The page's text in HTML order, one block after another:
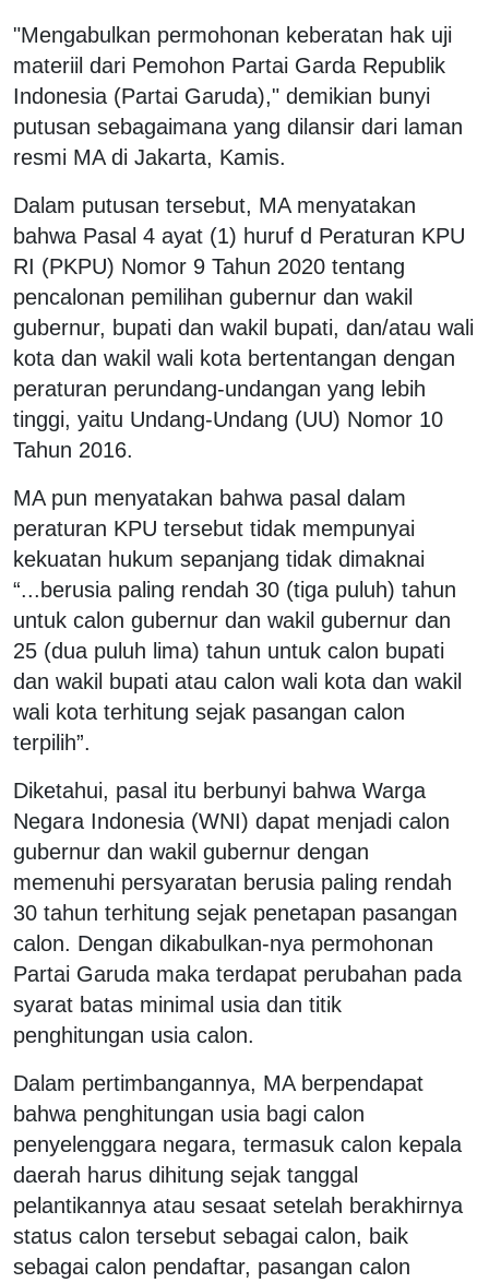
"Mengabulkan permohonan keberatan hak uji
materiil dari Pemohon Partai Garda Republik
Indonesia (Partai Garuda)," demikian bunyi
putusan sebagaimana yang dilansir dari laman
resmi MA di Jakarta, Kamis.
Dalam putusan tersebut, MA menyatakan
bahwa Pasal 4 ayat (1) huruf d Peraturan KPU
RI (PKPU) Nomor 9 Tahun 2020 tentang
pencalonan pemilihan gubernur dan wakil
gubernur, bupati dan wakil bupati, dan/atau wali
kota dan wakil wali kota bertentangan dengan
peraturan perundang-undangan yang lebih
tinggi, yaitu Undang-Undang (UU) Nomor 10
Tahun 2016.
MA pun menyatakan bahwa pasal dalam
peraturan KPU tersebut tidak mempunyai
kekuatan hukum sepanjang tidak dimaknai
“...berusia paling rendah 30 (tiga puluh) tahun
untuk calon gubernur dan wakil gubernur dan
25 (dua puluh lima) tahun untuk calon bupati
dan wakil bupati atau calon wali kota dan wakil
wali kota terhitung sejak pasangan calon
terpilih”.
Diketahui, pasal itu berbunyi bahwa Warga
Negara Indonesia (WNI) dapat menjadi calon
gubernur dan wakil gubernur dengan
memenuhi persyaratan berusia paling rendah
30 tahun terhitung sejak penetapan pasangan
calon. Dengan dikabulkan-nya permohonan
Partai Garuda maka terdapat perubahan pada
syarat batas minimal usia dan titik
penghitungan usia calon.
Dalam pertimbangannya, MA berpendapat
bahwa penghitungan usia bagi calon
penyelenggara negara, termasuk calon kepala
daerah harus dihitung sejak tanggal
pelantikannya atau sesaat setelah berakhirnya
status calon tersebut sebagai calon, baik
sebagai calon pendaftar, pasangan calon